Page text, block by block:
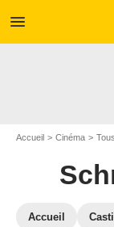
menu
Accueil Cinéma
Accueil